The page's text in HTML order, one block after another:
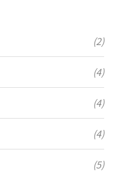
(2)
(4)
(4)
(4)
(5)